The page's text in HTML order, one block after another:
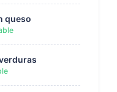
queso